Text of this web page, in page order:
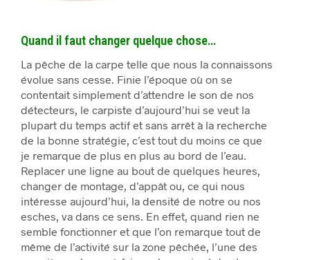
Quand il faut changer quelque chose…
La pêche de la carpe telle que nous la connaissons
évolue sans cesse. Finie l’époque où on se
contentait simplement d’attendre le son de nos
détecteurs, le carpiste d’aujourd’hui se veut la
plupart du temps actif et sans arrêt à la recherche
de la bonne stratégie, c’est tout du moins ce que
je remarque de plus en plus au bord de l’eau.
Replacer une ligne au bout de quelques heures,
changer de montage, d’appât ou, ce qui nous
intéresse aujourd’hui, la densité de notre ou nos
esches, va dans ce sens. En effet, quand rien ne
semble fonctionner et que l’on remarque tout de
même de l’activité sur la zone pêchée, l’une des